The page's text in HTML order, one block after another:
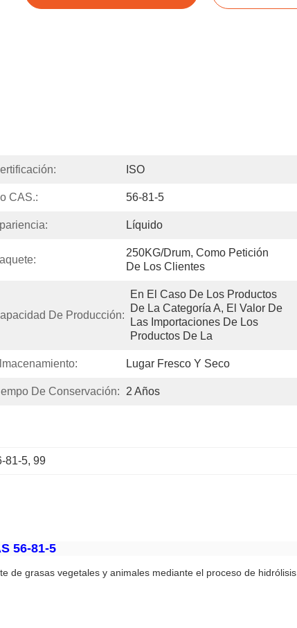
ISO
CAS.: 56-81-5
Líquido
250KG/Drum, Como Petición
De Los Clientes
De Producción:
En El Caso De Los Productos
De La Categoría A, El Valor De
Las Importaciones De Los
Productos De La
Lugar Fresco Y Seco
De Conservación: 2 Años
81-5, 99
56-81-5
de grasas vegetales y animales mediante el proceso de hidrólisis.